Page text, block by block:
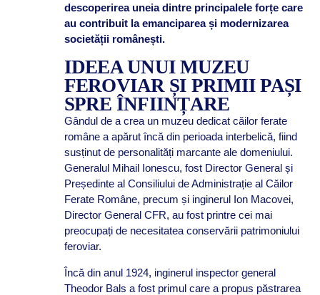
descoperirea uneia dintre principalele forțe care
au contribuit la emanciparea și modernizarea
societății românești.
IDEEA UNUI MUZEU
FEROVIAR ȘI PRIMII PAȘI
SPRE ÎNFIINȚARE
Gândul de a crea un muzeu dedicat căilor ferate
române a apărut încă din perioada interbelică, fiind
susținut de personalități marcante ale domeniului.
Generalul Mihail Ionescu, fost Director General și
Președinte al Consiliului de Administrație al Căilor
Ferate Române, precum și inginerul Ion Macovei,
Director General CFR, au fost printre cei mai
preocupați de necesitatea conservării patrimoniului
feroviar.
Încă din anul 1924, inginerul inspector general
Theodor Bals a fost primul care a propus păstrarea